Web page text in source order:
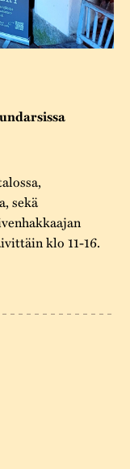
tilat
Hemmer
Gunnar
sekä
klo 11-16.